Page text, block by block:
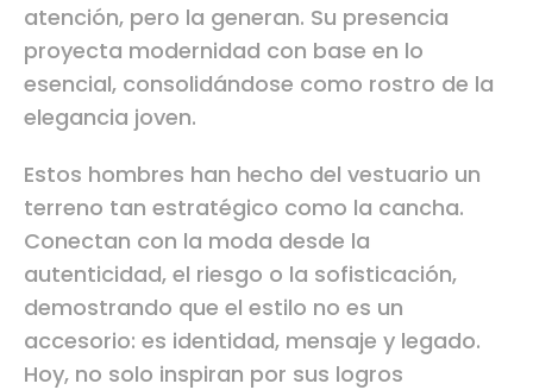
atención, pero la generan. Su presencia
proyecta modernidad con base en lo
esencial, consolidándose como rostro de la
elegancia joven.
Estos hombres han hecho del vestuario un
terreno tan estratégico como la cancha.
Conectan con la moda desde la
autenticidad, el riesgo o la sofisticación,
demostrando que el estilo no es un
accesorio: es identidad, mensaje y legado.
Hoy, no solo inspiran por sus logros